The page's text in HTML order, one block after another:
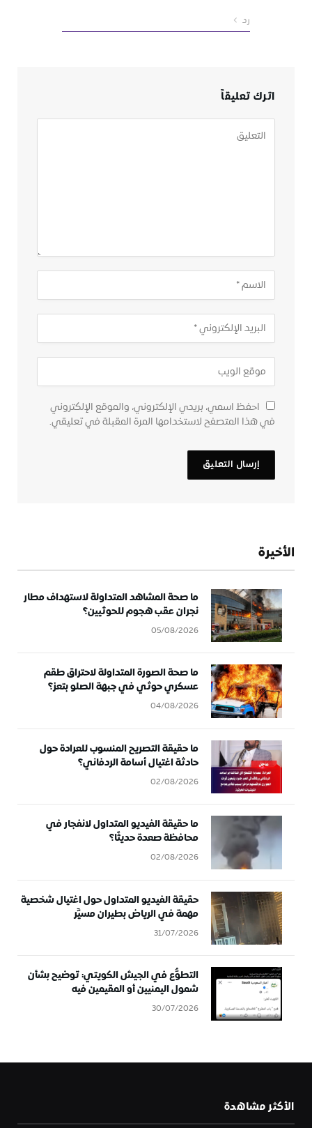
رد
اترك تعليقاً
احفظ اسمي، بريدي الإلكتروني، والموقع الإلكتروني
في هذا المتصفح لاستخدامها المرة المقبلة في تعليقي.
الأخيرة
ما صحة المشاهد المتداولة لاستهداف مطار
نجران عقب هجوم للحوثيين؟
05/08/2026
ما صحة الصورة المتداولة لاحتراق طقم
عسكري حوثي في جبهة الصلو بتعز؟
04/08/2026
ما حقيقة التصريح المنسوب للعرادة حول
حادثة اغتيال أسامة الردفاني؟
02/08/2026
ما حقيقة الفيديو المتداول لانفجار في
محافظة صعدة حديثًا؟
02/08/2026
حقيقة الفيديو المتداول حول اغتيال شخصية
مهمة في الرياض بطيران مسيَّر
31/07/2026
التطوُّع في الجيش الكويتي: توضيح بشأن
شمول اليمنيين أو المقيمين فيه
30/07/2026
الأكثر مشاهدة